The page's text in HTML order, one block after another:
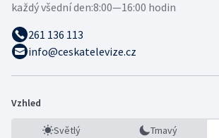
každý všední den:8:00—16:00 hodin
261 136 113
info@ceskatelevize.cz
Vzhled
Světlý Tmavý